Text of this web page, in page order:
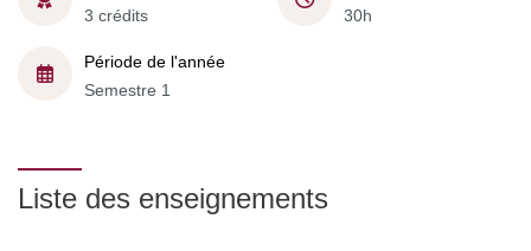
3 crédits
30h
Période de l'année
Semestre 1
Liste des enseignements